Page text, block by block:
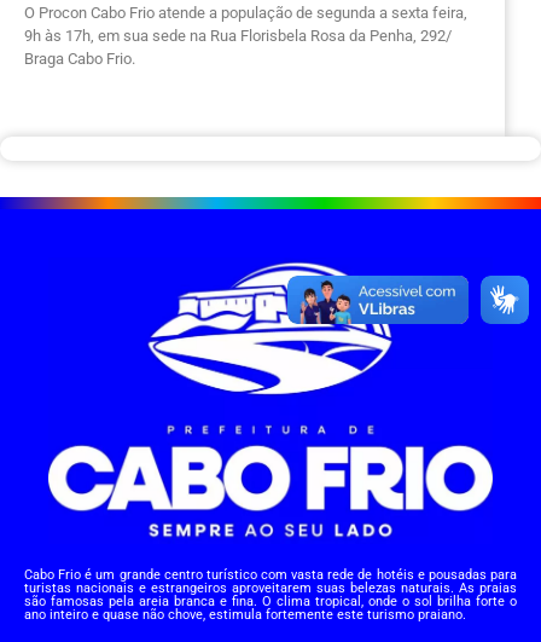
O Procon Cabo Frio atende a população de segunda a sexta feira,
9h às 17h, em sua sede na Rua Florisbela Rosa da Penha, 292/
Braga Cabo Frio.
Cabo Frio é um grande centro turístico com vasta rede de hotéis e pousadas para
turistas nacionais e estrangeiros aproveitarem suas belezas naturais. As praias
são famosas pela areia branca e fina. O clima tropical, onde o sol brilha forte o
ano inteiro e quase não chove, estimula fortemente este turismo praiano.